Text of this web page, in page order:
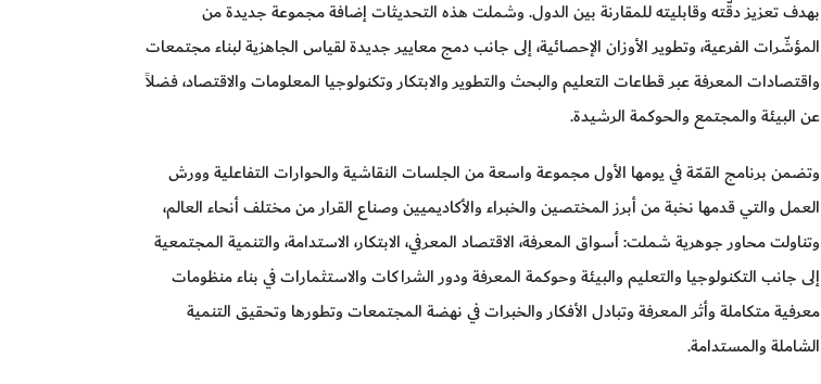
بهدف تعزيز دقّته وقابليته للمقارنة بين الدول. وشملت هذه التحديثات إضافة مجموعة جديدة من
المؤشّرات الفرعية، وتطوير الأوزان الإحصائية، إلى جانب دمج معايير جديدة لقياس الجاهزية لبناء مجتمعات
واقتصادات المعرفة عبر قطاعات التعليم والبحث والتطوير والابتكار وتكنولوجيا المعلومات والاقتصاد، فضلاً
عن البيئة والمجتمع والحوكمة الرشيدة.
وتضمن برنامج القمّة في يومها الأول مجموعة واسعة من الجلسات النقاشية والحوارات التفاعلية وورش
العمل والتي قدمها نخبة من أبرز المختصين والخبراء والأكاديميين وصناع القرار من مختلف أنحاء العالم،
وتناولت محاور جوهرية شملت: أسواق المعرفة، الاقتصاد المعرفي، الابتكار، الاستدامة، والتنمية المجتمعية
إلى جانب التكنولوجيا والتعليم والبيئة وحوكمة المعرفة ودور الشراكات والاستثمارات في بناء منظومات
معرفية متكاملة وأثر المعرفة وتبادل الأفكار والخبرات في نهضة المجتمعات وتطورها وتحقيق التنمية
الشاملة والمستدامة.